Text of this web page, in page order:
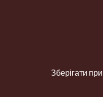
Зберігати